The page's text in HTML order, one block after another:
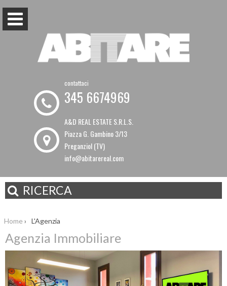
contattaci
345 6674969
A&D REAL ESTATE S.R.L.S.
Piazza G. Gambino 3/13
Preganziol (TV)
info@abitarereal.com
RICERCA
Home › L'Agenzia
Agenzia Immobiliare